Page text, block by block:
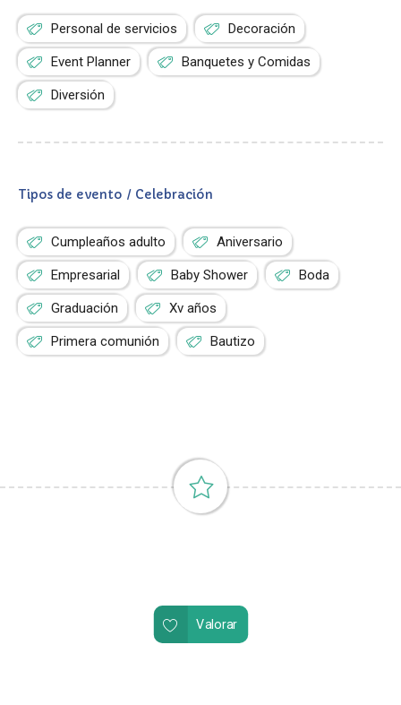
Personal de servicios Decoración
Event Planner Banquetes y Comidas
Diversión
Tipos de evento / Celebración
Cumpleaños adulto Aniversario
Empresarial Baby Shower Boda
Graduación Xv años
Primera comunión Bautizo
Valorar